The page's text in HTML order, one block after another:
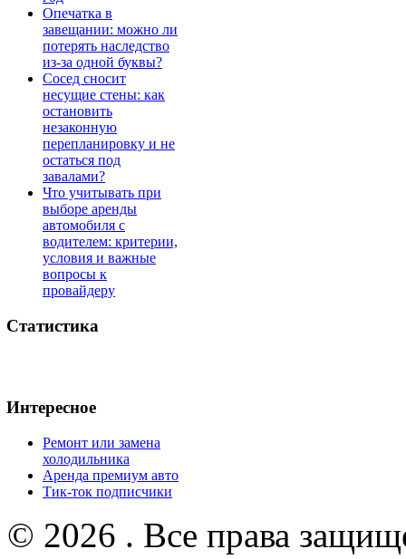
Опечатка в
завещании: можно ли
потерять наследство
из-за одной буквы?
Сосед сносит
несущие стены: как
остановить
незаконную
перепланировку и не
остаться под
завалами?
Что учитывать при
выборе аренды
автомобиля с
водителем: критерии,
условия и важные
вопросы к
провайдеру
Статистика
Интересное
Ремонт или замена
холодильника
Аренда премиум авто
Тик-ток подписчики
© 2026 . Все права